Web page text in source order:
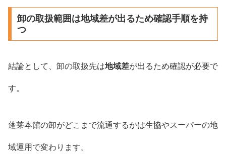
卸の取扱範囲は地域差が出るため確認手順を持
つ
結論として、卸の取扱先は地域差が出るため確認が必要で
す。
蓬莱本館の卸がどこまで流通するかは生協やスーパーの地
域運用で変わります。